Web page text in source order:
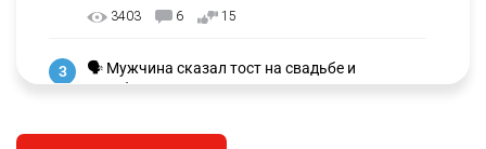
3403 6 15
3
🗣 Мужчина сказал тост на свадьбе и
заработал уголовное дело